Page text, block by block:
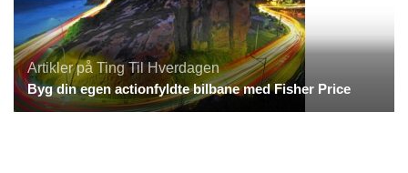
Artikler på Ting Til Hverdagen
Byg din egen actionfyldte bilbane med Fisher Price